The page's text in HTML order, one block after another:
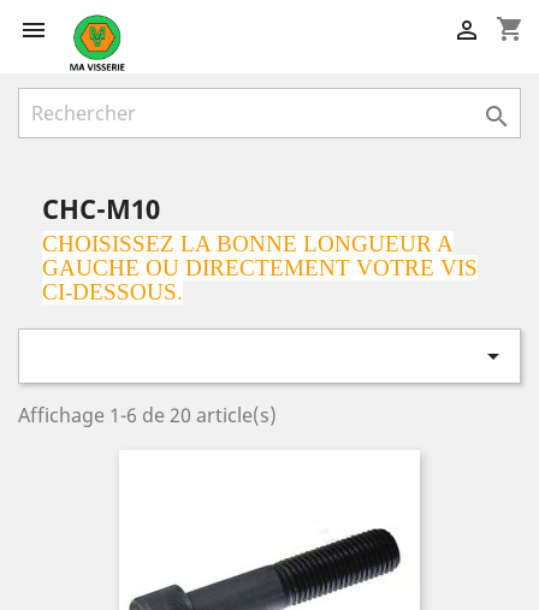
 shopping_cart


CHC-M10
CHOISISSEZ LA BONNE LONGUEUR A
GAUCHE OU DIRECTEMENT VOTRE VIS
CI-DESSOUS.

Affichage 1-6 de 20 article(s)